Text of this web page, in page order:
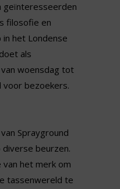
geïnteresseerden
filosofie en
het Londense
als
woensdag tot
voor bezoekers.
Sprayground
beurzen.
van het merk om
tassenwereld te